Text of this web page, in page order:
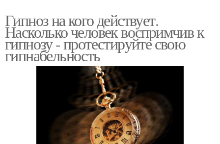
Гипноз на кого действует.
Насколько человек воспримчив к
гипнозу - протестируйте свою
гипнабельность